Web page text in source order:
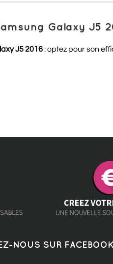
Galaxy J5
J5 2016: optez pour son
NOUS SUR